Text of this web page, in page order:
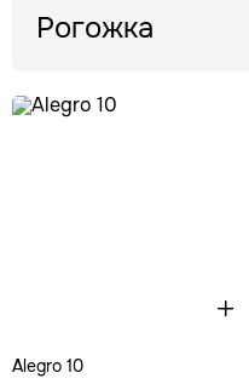
Рогожка
Alegro 10